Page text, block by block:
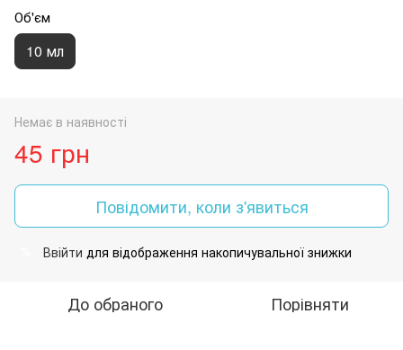
Об'єм
10 мл
Немає в наявності
45 грн
Повідомити, коли з'явиться
Ввійти для відображення накопичувальної знижки
До обраного Порівняти